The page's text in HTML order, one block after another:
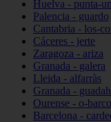
Huelva - punta-
Palencia - guardo
Cantabria - los-
Cáceres - jerte
Zaragoza - ariza
Granada - galera
Lleida - alfarràs
Granada -
Ourense - o-
Barcelona -